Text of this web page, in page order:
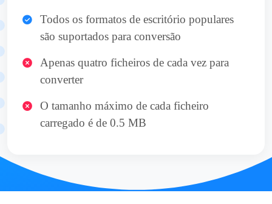
Todos os formatos de escritório populares
são suportados para conversão
Apenas quatro ficheiros de cada vez para
converter
O tamanho máximo de cada ficheiro
carregado é de 0.5 MB